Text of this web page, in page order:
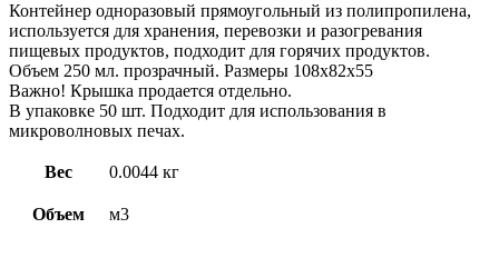
Контейнер одноразовый прямоугольный из полипропилена,
используется для хранения, перевозки и разогревания
пищевых продуктов, подходит для горячих продуктов.
Объем 250 мл. прозрачный. Размеры 108х82х55
Важно! Крышка продается отдельно.
В упаковке 50 шт. Подходит для использования в
микроволновых печах.
Вес 0.0044 кг
Объем м3